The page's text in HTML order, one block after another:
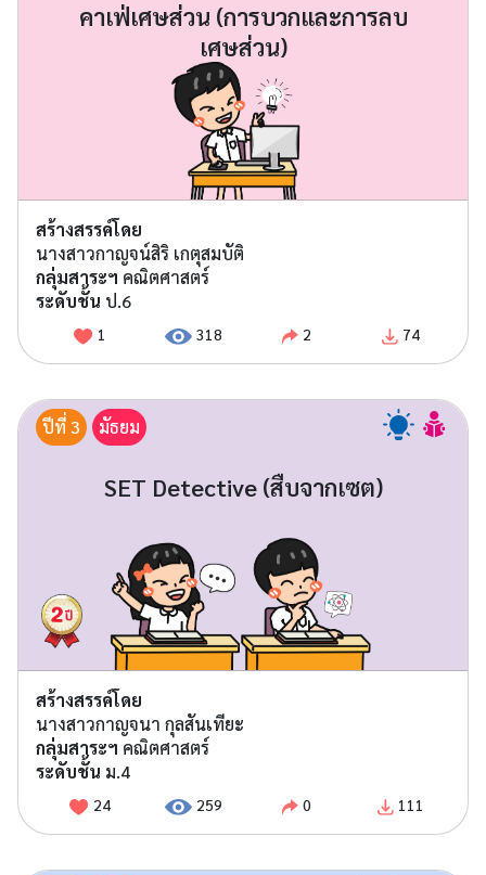
คาเฟ่เศษส่วน (การบวกและการลบ
เศษส่วน)
สร้างสรรค์โดย
นางสาวกาญจน์สิริ เกตุสมบัติ
กลุ่มสาระฯ คณิตศาสตร์
ระดับชั้น ป.6
1 318 2 74
ปีที่ 3 มัธยม
SET Detective (สืบจากเซต)
สร้างสรรค์โดย
นางสาวกาญจนา กุลสันเทียะ
กลุ่มสาระฯ คณิตศาสตร์
ระดับชั้น ม.4
24 259 0 111